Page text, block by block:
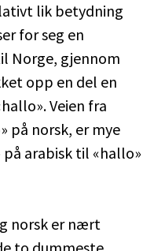
lik betydning
for seg en
Norge, gjennom
opp en del en
Veien fra
på norsk, er mye
arabisk til «hallo»
norsk er nært